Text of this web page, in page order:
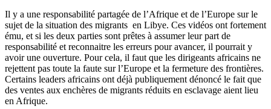
Il y a une responsabilité partagée de l’Afrique et de l’Europe sur le
sujet de la situation des migrants en Libye. Ces vidéos ont fortement
ému, et si les deux parties sont prêtes à assumer leur part de
responsabilité et reconnaitre les erreurs pour avancer, il pourrait y
avoir une ouverture. Pour cela, il faut que les dirigeants africains ne
rejettent pas toute la faute sur l’Europe et la fermeture des frontières.
Certains leaders africains ont déjà publiquement dénoncé le fait que
des ventes aux enchères de migrants réduits en esclavage aient lieu
en Afrique.